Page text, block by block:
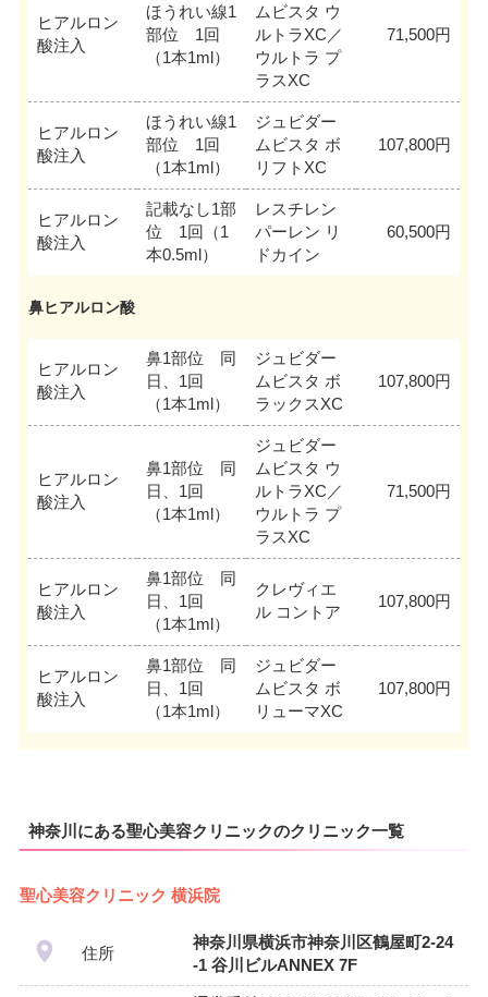
ヒアルロン
酸注入
ほうれい線1
部位 1回
（1本1ml）
ムビスタ ウ
ルトラXC／
ウルトラ プ
ラスXC
71,500円
ヒアルロン
酸注入
ほうれい線1
部位 1回
（1本1ml）
ジュビダー
ムビスタ ボ
リフトXC
107,800円
ヒアルロン
酸注入
記載なし1部
位 1回（1
本0.5ml）
レスチレン
パーレン リ
ドカイン
60,500円
鼻ヒアルロン酸
ヒアルロン
酸注入
鼻1部位 同
日、1回
（1本1ml）
ジュビダー
ムビスタ ボ
ラックスXC
107,800円
ヒアルロン
酸注入
鼻1部位 同
日、1回
（1本1ml）
ジュビダー
ムビスタ ウ
ルトラXC／
ウルトラ プ
ラスXC
71,500円
ヒアルロン
酸注入
鼻1部位 同
日、1回
（1本1ml）
クレヴィエ
ル コントア
107,800円
ヒアルロン
酸注入
鼻1部位 同
日、1回
（1本1ml）
ジュビダー
ムビスタ ボ
リューマXC
107,800円
神奈川にある聖心美容クリニックのクリニック一覧
聖心美容クリニック 横浜院
住所
神奈川県横浜市神奈川区鶴屋町2-24
-1 谷川ビルANNEX 7F